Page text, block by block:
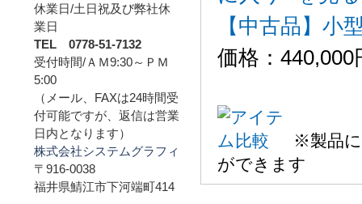
【中古品】小
価格： 440,000
※製品
ができます
休業日/土日祝及び弊社休
業日
TEL 0778-51-7132
受付時間/ＡＭ9:30～ＰＭ
5:00
（メール、FAXは24時間受
付可能ですが、返信は営業
日内となります）
株式会社システムグラフィ
〒916-0038
福井県鯖江市下河端町414